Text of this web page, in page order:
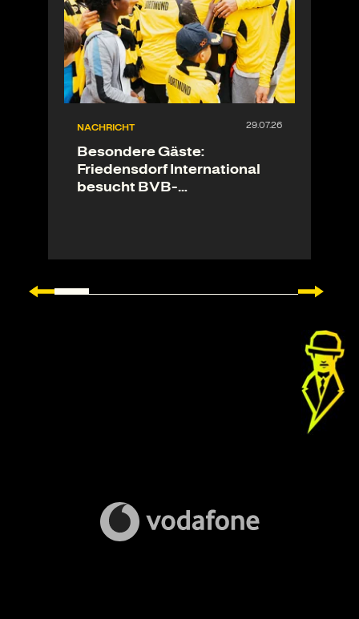
NACHRICHT
Besondere Gäste:
Friedensdorf International
besucht BVB-